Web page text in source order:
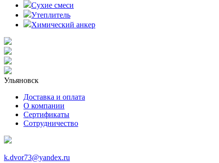
Сухие смеси
Утеплитель
Химический анкер
Ульяновск
Доставка и оплата
О компании
Сертификаты
Сотрудничество
k.dvor73@yandex.ru